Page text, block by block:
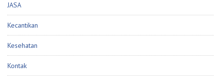
JASA
Kecantikan
Kesehatan
Kontak